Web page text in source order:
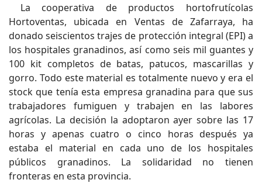
La cooperativa de productos hortofrutícolas
Hortoventas, ubicada en Ventas de Zafarraya, ha
donado seiscientos trajes de protección integral (EPI) a
los hospitales granadinos, así como seis mil guantes y
100 kit completos de batas, patucos, mascarillas y
gorro. Todo este material es totalmente nuevo y era el
stock que tenía esta empresa granadina para que sus
trabajadores fumiguen y trabajen en las labores
agrícolas. La decisión la adoptaron ayer sobre las 17
horas y apenas cuatro o cinco horas después ya
estaba el material en cada uno de los hospitales
públicos granadinos. La solidaridad no tienen
fronteras en esta provincia.